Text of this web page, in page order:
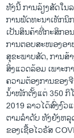
ທັງນີ້ ການລ້ຽງສັດໃ
ການພັດທະນາເທັກນິ
ເປັນສິນຄ້າທີ່ກະສິກອ
ການຕອບສະໜອງອາ
ສຸຂະພາບສັດ, ການສ້
ສິ່ງແວດລ້ອມ ເພາະກ
ຄວາມຕ້ອງການຂອງ
ນໍ້າໜັກຕັ້ງແຕ່ 350 ກິ
2019 ລາວໄດ້ສົ່ງງົ
ຕາມລໍາດັບ ທັງຍັງຫ
ຂອງເຊື້ອໄວຣັສ